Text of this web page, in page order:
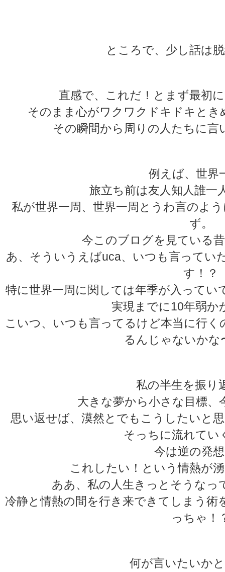
ところで、少し話は
直感で、これだ！とまず最初
そのまま心がワクワクドキドキと
その瞬間から周りの人たちに言
例えば、世界
旅立ち前は友人知人誰一
私が世界一周、世界一周とうわ言のよ
ず。
今このブログを見ている
あ、そういうえばuca、いつも言ってい
す！？
特に世界一周に関しては年季が入って
実現までに10年弱か
こいつ、いつも言ってるけど本当に行
るんじゃないかな
私の半生を振り
大きな夢から小さな目標、
思い返せば、漠然とでもこうしたいと
そっちに流れてい
今は逆の発
これしたい！という情熱が
ああ、私の人生きっとそうなっ
冷静と情熱の間を行き来できてしまう
っちゃ！
何が言いたいか